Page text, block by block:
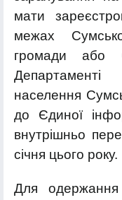
мати
межах
громади або
населення
до Єдиної
внутрішньо
січня цього року.
Для одержання